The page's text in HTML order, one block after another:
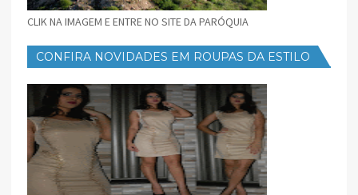
CLIK NA IMAGEM E ENTRE NO SITE DA PARÓQUIA
CONFIRA NOVIDADES EM ROUPAS DA ESTILO